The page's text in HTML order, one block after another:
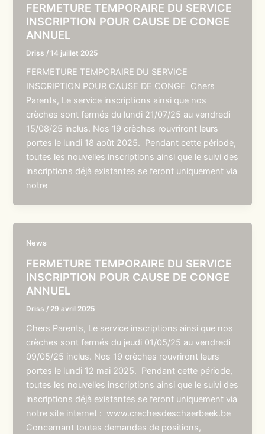
FERMETURE TEMPORAIRE DU SERVICE
INSCRIPTION POUR CAUSE DE CONGE
ANNUEL
Driss /14 juillet 2025
FERMETURE TEMPORAIRE DU SERVICE
INSCRIPTION POUR CAUSE DE CONGE Chers
Parents, Le service inscriptions ainsi que nos
crèches sont fermés du lundi 21/07/25 au vendredi
15/08/25 inclus. Nos 19 crèches rouvriront leurs
portes le lundi 18 août 2025. Pendant cette période,
toutes les nouvelles inscriptions ainsi que le suivi des
inscriptions déjà existantes se feront uniquement via
notre
News
FERMETURE TEMPORAIRE DU SERVICE
INSCRIPTION POUR CAUSE DE CONGE
ANNUEL
Driss / 29 avril 2025
Chers Parents, Le service inscriptions ainsi que nos
crèches sont fermés du jeudi 01/05/25 au vendredi
09/05/25 inclus. Nos 19 crèches rouvriront leurs
portes le lundi 12 mai 2025. Pendant cette période,
toutes les nouvelles inscriptions ainsi que le suivi des
inscriptions déjà existantes se feront uniquement via
notre site internet : www.crechesdeschaerbeek.be
Concernant toutes demandes de positions,